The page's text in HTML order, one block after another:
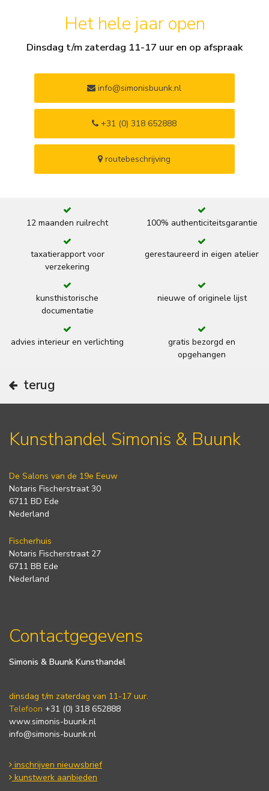
Het hele jaar open
Dinsdag t/m zaterdag 11-17 uur en op afspraak
info@simonisbuunk.nl
+31 (0) 318 652888
routebeschrijving
12 maanden ruilrecht 100% authenticiteitsgarantie
taxatierapport voor
verzekering
gerestaureerd in eigen atelier
kunsthistorische
documentatie
nieuwe of originele lijst
advies interieur en verlichting
gratis bezorgd en
opgehangen
terug
Kunsthandel Simonis & Buunk
De Salons van de 19e Eeuw
Notaris Fischerstraat 30
6711 BD Ede
Nederland
Fischerhuis
Notaris Fischerstraat 27
6711 BB Ede
Nederland
Contactgegevens
Simonis & Buunk Kunsthandel
dinsdag t/m zaterdag van 11-17 uur.
Telefoon +31 (0) 318 652888
www.simonis-buunk.nl
info@simonis-buunk.nl
inschrijven nieuwsbrief
kunstwerk aanbieden